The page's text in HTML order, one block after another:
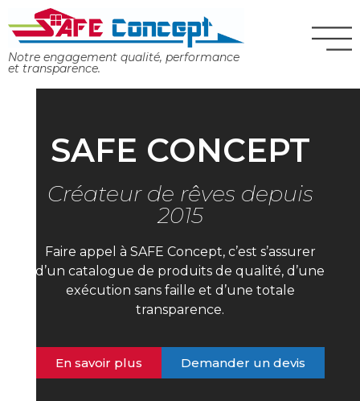
Notre engagement qualité, performance
et transparence.
SAFE CONCEPT
Créateur de rêves depuis
2015
Faire appel à SAFE Concept, c’est s’assurer
d’un catalogue de produits de qualité, d’une
exécution sans faille et d’une totale
transparence.
En savoir plus Demander un devis
Panneau de gestion des cookies